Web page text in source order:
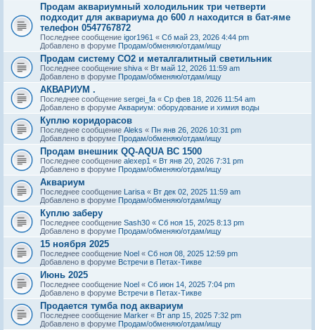
Продам аквариумный холодильник три четверти
подходит для аквариума до 600 л находится в бат-яме
телефон 0547767872
Последнее сообщение igor1961 « Сб май 23, 2026 4:44 pm
Добавлено в форуме Продам/обменяю/отдам/ищу
Продам систему СО2 и металгалитный светильник
Последнее сообщение shiva « Вт май 12, 2026 11:59 am
Добавлено в форуме Продам/обменяю/отдам/ищу
АКВАРИУМ .
Последнее сообщение sergei_fa « Ср фев 18, 2026 11:54 am
Добавлено в форуме Аквариум: оборудование и химия воды
Куплю коридорасов
Последнее сообщение Aleks « Пн янв 26, 2026 10:31 pm
Добавлено в форуме Продам/обменяю/отдам/ищу
Продам внешник QQ-AQUA BC 1500
Последнее сообщение alexep1 « Вт янв 20, 2026 7:31 pm
Добавлено в форуме Продам/обменяю/отдам/ищу
Аквариум
Последнее сообщение Larisa « Вт дек 02, 2025 11:59 am
Добавлено в форуме Продам/обменяю/отдам/ищу
Куплю заберу
Последнее сообщение Sash30 « Сб ноя 15, 2025 8:13 pm
Добавлено в форуме Продам/обменяю/отдам/ищу
15 ноября 2025
Последнее сообщение Noel « Сб ноя 08, 2025 12:59 pm
Добавлено в форуме Встречи в Петах-Тикве
Июнь 2025
Последнее сообщение Noel « Сб июн 14, 2025 7:04 pm
Добавлено в форуме Встречи в Петах-Тикве
Продается тумба под аквариум
Последнее сообщение Marker « Вт апр 15, 2025 7:32 pm
Добавлено в форуме Продам/обменяю/отдам/ищу